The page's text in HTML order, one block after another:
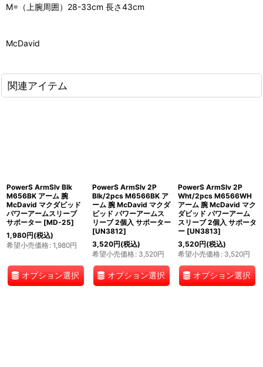
M=（上腕周囲）28-33cm 長さ43cm
McDavid
関連アイテム
PowerS ArmSlv Blk
M656BK アーム 腕
McDavid マクダビッド
パワーアームスリーブ
サポーター [MD-25]
1,980円(税込)
希望小売価格: 1,980円
オプション選択
PowerS ArmSlv 2P
Blk/2pcs M6566BK ア
ーム 腕 McDavid マクダ
ビッド パワーアームス
リーブ 2個入 サポーター
[UN3812]
3,520円(税込)
希望小売価格: 3,520円
オプション選択
PowerS ArmSlv 2P
Wht/2pcs M6566WH
アーム 腕 McDavid マク
ダビッド パワーアーム
スリーブ 2個入 サポータ
ー [UN3813]
3,520円(税込)
希望小売価格: 3,520円
オプション選択